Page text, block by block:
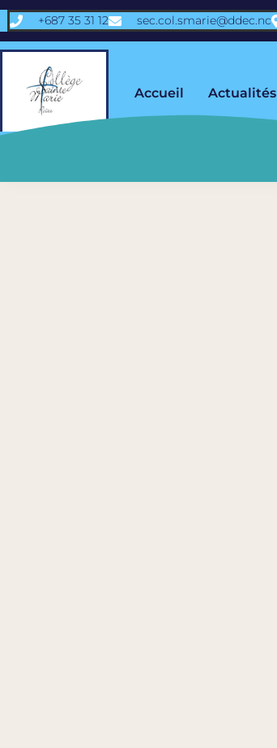
+687 35 31 12 sec.col.smarie@ddec.nc
Accueil Actualités